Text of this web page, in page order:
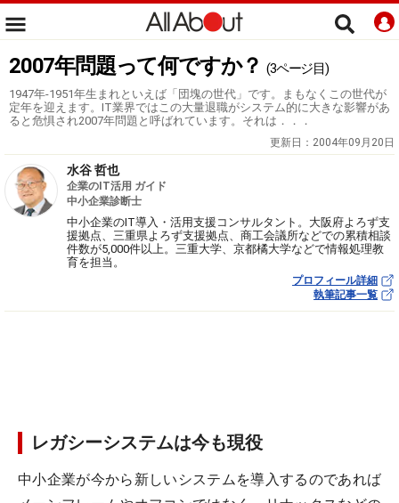
2007年問題って何ですか？ (3ページ目)
1947年-1951年生まれといえば「団塊の世代」です。まもなくこの世代が
定年を迎えます。IT業界ではこの大量退職がシステム的に大きな影響があ
ると危惧され2007年問題と呼ばれています。それは．．．
更新日： 2004年09月20日
水谷 哲也
企業のIT活用 ガイド
中小企業診断士
中小企業のIT導入・活用支援コンサルタント。大阪府よろず支
援拠点、三重県よろず支援拠点、商工会議所などでの累積相談
件数が5,000件以上。三重大学、京都橘大学などで情報処理教
育を担当。
プロフィール詳細
執筆記事一覧
レガシーシステムは今も現役
中小企業が今から新しいシステムを導入するのであれば